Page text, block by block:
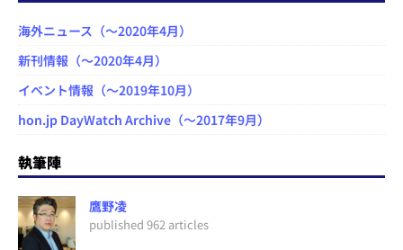
海外ニュース（～2020年4月）
新刊情報（～2020年4月）
イベント情報（～2019年10月）
hon.jp DayWatch Archive（～2017年9月）
執筆陣
鷹野凌
published 962 articles